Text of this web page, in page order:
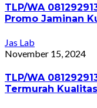
TLP/WA
Promo Jaminan
Jas Lab
November 15, 2024
TLP/WA
Termurah